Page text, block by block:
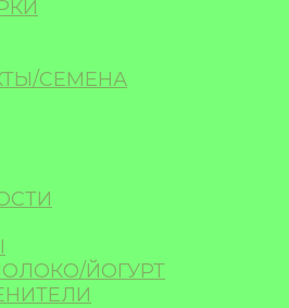
СЕМЕНА
ЙОГУРТ